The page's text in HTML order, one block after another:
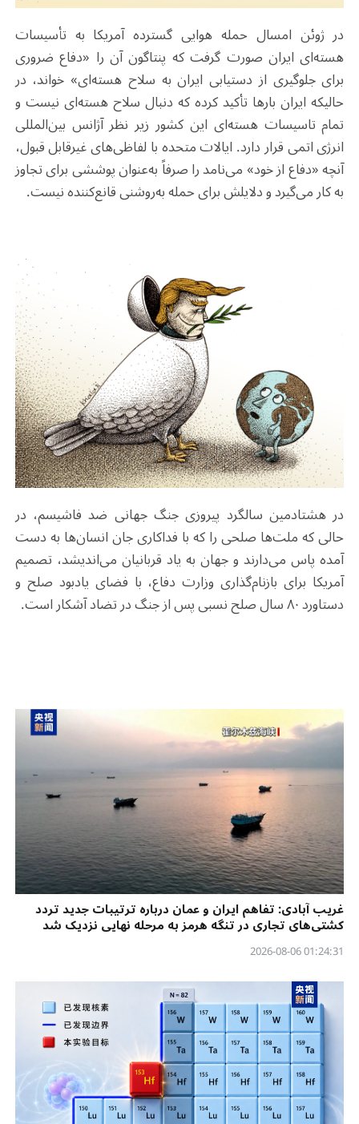
در ژوئن امسال حمله هوایی گسترده آمریکا به تأسیسات
هسته‌ای ایران صورت گرفت که پنتاگون آن را «دفاع ضروری
برای جلوگیری از دستیابی ایران به سلاح هسته‌ای» خواند، در
حالیکه ایران بارها تأکید کرده که دنبال سلاح هسته‌ای نیست و
تمام تاسیسات هسته‌ای این کشور زیر نظر آژانس بین‌المللی
انرژی اتمی قرار دارد. ایالات متحده با لفاظی‌های غیرقابل قبول،
آنچه «دفاع از خود» می‌نامد را صرفاً به‌عنوان پوششی برای تجاوز
به کار می‌گیرد و دلایلش برای حمله به‌روشنی قانع‌کننده نیست.
در هشتادمین سالگرد پیروزی جنگ جهانی ضد فاشیسم، در
حالی که ملت‌ها صلحی را که با فداکاری جان انسان‌ها به دست
آمده پاس می‌دارند و جهان به یاد قربانیان می‌اندیشد، تصمیم
آمریکا برای بازنام‌گذاری وزارت دفاع، با فضای یادبود صلح و
دستاورد ۸۰ سال صلح نسبی پس از جنگ در تضاد آشکار است
.
غریب آبادی: تفاهم ایران و عمان درباره ترتیبات جدید تردد
کشتی‌های تجاری در تنگه هرمز به مرحله نهایی نزدیک شد
01:24:31 2026-08-06